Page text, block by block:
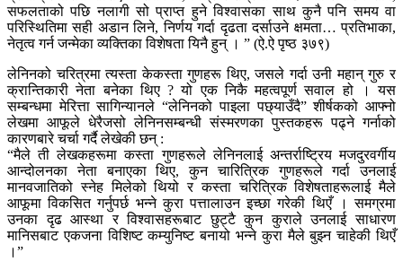
सफलताको पछि नलागी सो प्राप्त हुने विश्वासका साथ कुनै पनि समय वा
परिस्थितिमा सही अडान लिने, निर्णय गर्दा दृढता दर्साउने क्षमता… प्रतिभाका,
नेतृत्व गर्न जन्मेका व्यक्तिका विशेषता यिनै हुन् । ” (ऐ.ऐ पृष्ठ ३७९)
लेनिनको चरित्रमा त्यस्ता केकस्ता गुणहरू थिए, जसले गर्दा उनी महान् गुरु र
क्रान्तिकारी नेता बनेका थिए ? यो एक निकै महत्वपूर्ण सवाल हो । यस
सम्बन्धमा मेरित्ता सागिन्यानले “लेनिनको पाइला पछ्याउँदै” शीर्षकको आफ्नो
लेखमा आफूले धेरैजसो लेनिनसम्बन्धी संस्मरणका पुस्तकहरू पढ्ने गर्नाको
कारणबारे चर्चा गर्दै लेखेकी छन् :
“मैले ती लेखकहरूमा कस्ता गुणहरूले लेनिनलाई अन्तर्राष्ट्रिय मजदुरवर्गीय
आन्दोलनका नेता बनाएका थिए, कुन चारित्रिक गुणहरूले गर्दा उनलाई
मानवजातिको स्नेह मिलेको थियो र कस्ता चरित्रिक विशेषताहरूलाई मैले
आफूमा विकसित गर्नुपर्छ भन्ने कुरा पत्तालाउन इच्छा गरेकी थिएँ । समग्रमा
उनका दृढ आस्था र विश्वासहरूबाट छुट्टै कुन कुराले उनलाई साधारण
मानिसबाट एकजना विशिष्ट कम्युनिष्ट बनायो भन्ने कुरा मैले बुझ्न चाहेकी थिएँ
।”